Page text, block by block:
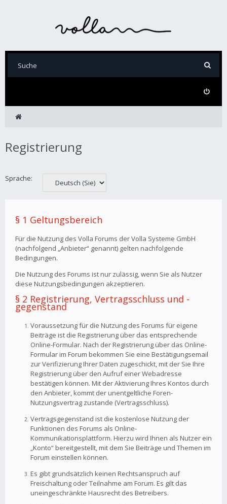
Registrierung
Sprache:
§ 1 Geltungsbereich
Für die Nutzung des Volla Forums der Volla Systeme GmbH
(nachfolgend „Anbieter“ genannt) gelten nachfolgende
Bedingungen.
Die Nutzung des Forums ist nur zulässig, wenn Sie als Nutzer
diese Nutzungsbedingungen akzeptieren.
§ 2 Registrierung, Vertragsschluss und -
gegenstand
Voraussetzung für die Nutzung des Forums für eigene
Beiträge ist die Registrierung über das entsprechende
Online-Formular. Nach der Registrierung über das Online-
Formular im Forum bekommen Sie eine Bestätigungsemail
zur Verifizierung Ihrer Daten zugeschickt, mit der Sie Ihre
Registrierung über den Aufruf einer Webadresse
bestätigen können. Mit der Aktivierung Ihres Kontos durch
den Anbieter, kommt der unentgeltliche Foren-
Nutzungsvertrag zustande (Vertragsschluss).
Vertragsgegenstand ist die kostenlose Nutzung der
Funktionen des Forums als Online-
Kommunikationsplattform. Hierzu wird Ihnen als Nutzer ein
„Konto“ bereitgestellt, mit dem Sie Beiträge und Themen im
Forum einstellen können.
Es gibt grundsätzlich keinen Rechtsanspruch auf
Freischaltung oder Teilnahme am Forum. Es gilt das
uneingeschränkte Hausrecht des Betreibers.